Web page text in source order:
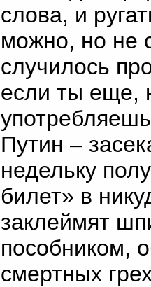
слова, и
можно, но не
случилось
если ты еще,
Путин –
недельку
билет» в
заклеймят
пособником,
смертных